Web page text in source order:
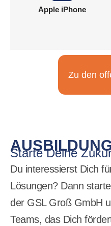
Apple iPhone
Zu den
Starte Deine
Du interessierst Dich
Lösungen? Dann
der GSL Groß GmbH
Teams, das Dich